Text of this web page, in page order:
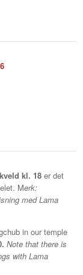
kl. 18 er det
Merk:
med Lama
in our temple
Note that there is
with Lama